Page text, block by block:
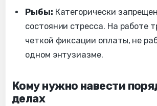
Рыбы: Категорически
состоянии стресса. На работе
четкой фиксации оплаты, не
одном энтузиазме.
Кому нужно навести
делах